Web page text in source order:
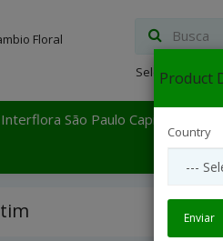
Select
Interflora São Paulo Capital
Product
Country
Enviar